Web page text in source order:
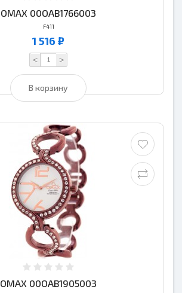
OMAX 00OAB1766003
F411
1 516 ₽
< >
В корзину
OMAX 00OAB1905003